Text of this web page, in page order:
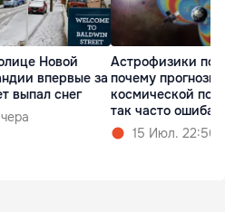
Новой
впервые за
выпал снег
Астрофизики
почему прогнозы
космической
так часто
15 Июл. 22:56